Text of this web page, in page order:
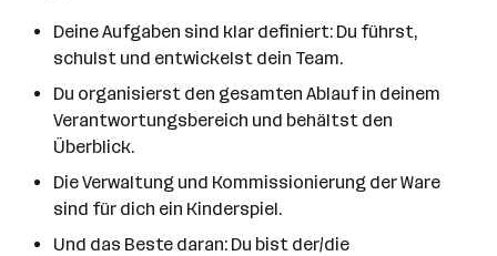
Deine Aufgaben sind klar definiert: Du führst,
schulst und entwickelst dein Team.
Du organisierst den gesamten Ablauf in deinem
Verantwortungsbereich und behältst den
Überblick.
Die Verwaltung und Kommissionierung der Ware
sind für dich ein Kinderspiel.
Und das Beste daran: Du bist der/die